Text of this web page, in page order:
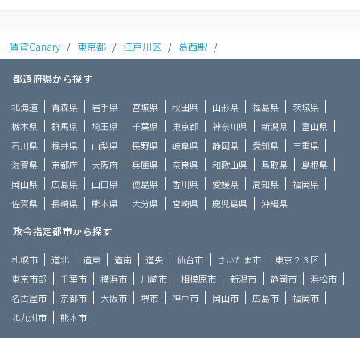
賃貸Canary / 東京都 / 江戸川区 / 葛西駅 /
都道府県から探す
北海道 青森県 岩手県 宮城県 秋田県 山形県 福島県
茨城県
栃木県
群馬県 埼玉県 千葉県 東京都 神奈川県 新潟県
富山県
石川県
福井県 山梨県 長野県 岐阜県 静岡県 愛知県
三重県
滋賀県
京都府 大阪府 兵庫県 奈良県 和歌山県 鳥取県
島根県
岡山県
広島県 山口県 徳島県 香川県 愛媛県 高知県
福岡県
佐賀県
長崎県 熊本県 大分県 宮崎県 鹿児島県 沖縄県
政令指定都市から探す
札幌市 道北 道東 道南 道央 仙台市 さいたま市
東京２３区
東京市部
千葉市 横浜市 川崎市 相模原市 新潟市 静岡市
浜松市
名古屋市
京都市 大阪市 堺市 神戸市 岡山市 広島市
福岡市
北九州市
熊本市